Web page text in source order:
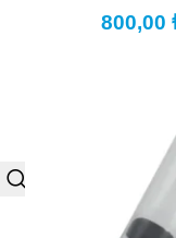
800,00